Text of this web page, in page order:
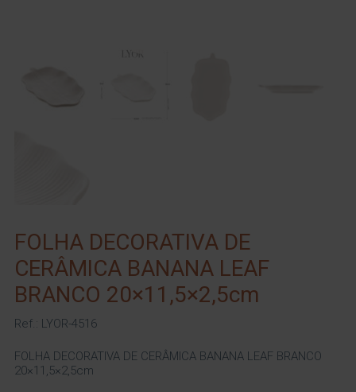
FOLHA DECORATIVA DE
CERÂMICA BANANA LEAF
BRANCO 20×11,5×2,5cm
Ref.: LYOR-4516
FOLHA DECORATIVA DE CERÂMICA BANANA LEAF BRANCO
20×11,5×2,5cm